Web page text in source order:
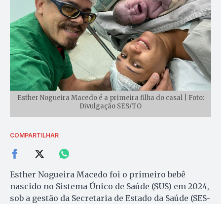
Esther Nogueira Macedo é a primeira filha do casal | Foto:
Divulgação SES/TO
COMPARTILHAR
Esther Nogueira Macedo foi o primeiro bebê
nascido no Sistema Único de Saúde (SUS) em 2024,
sob a gestão da Secretaria de Estado da Saúde (SES-